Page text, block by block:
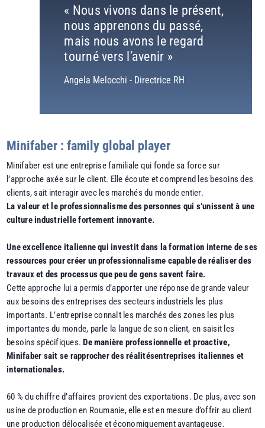
« Nous vivons dans le présent,
nous apprenons du passé,
mais nous avons le regard
tourné vers l’avenir »
Angela Melocchi - Directrice RH
Minifaber : family global player
Minifaber est une entreprise familiale qui fonde sa force sur
l’approche axée sur le client. Elle écoute et comprend les besoins des
clients, sait interagir avec les marchés du monde entier.
La valeur et le professionnalisme des personnes qui s’unissent à une
culture industrielle fortement innovante.
Une excellence italienne qui investit dans la formation interne de ses
ressources pour créer un professionnalisme capable de réaliser des
travaux et des processus que peu de gens savent faire.
Cette approche lui a permis d’apporter une réponse de grande valeur
aux besoins des entreprises des secteurs industriels les plus
importants. L’entreprise connaît les marchés des zones les plus
importantes du monde, parle la langue de son client, en saisit les
besoins spécifiques.De manière professionnelle et proactive,
Minifaber sait se rapprocher des réalitésentreprises italiennes et
internationales.
60 % du chiffre d’affaires provient des exportations. De plus, avec son
usine de production en Roumanie, elle est en mesure d’offrir au client
une production délocalisée et économiquement avantageuse.